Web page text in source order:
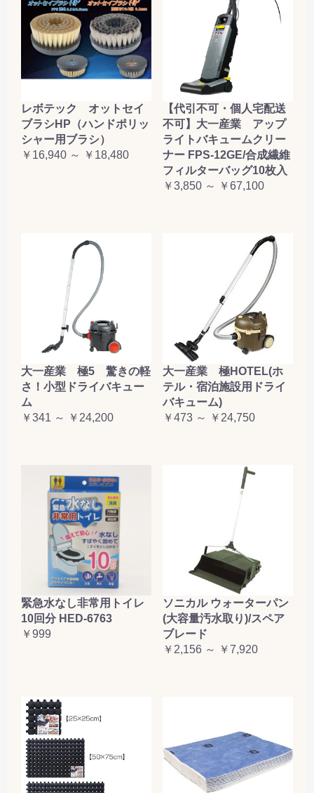
レボテック オットセイ
ブラシHP（ハンドポリッ
シャー用ブラシ）
￥16,940 ～ ￥18,480
【代引不可・個人宅配送
不可】大一産業 アップ
ライトバキュームクリー
ナー FPS-12GE/合成繊維
フィルターバッグ10枚入
￥3,850 ～ ￥67,100
大一産業 極5 驚きの軽
さ！小型ドライバキュー
ム
￥341 ～ ￥24,200
大一産業 極HOTEL(ホ
テル・宿泊施設用ドライ
バキューム)
￥473 ～ ￥24,750
緊急水なし非常用トイレ
10回分 HED-6763
￥999
ソニカル ウォーターパン
(大容量汚水取り)/スペア
ブレード
￥2,156 ～ ￥7,920